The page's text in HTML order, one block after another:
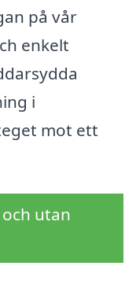
på vår
enkelt
i
mot ett
utan